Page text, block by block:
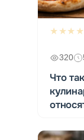
320
Что